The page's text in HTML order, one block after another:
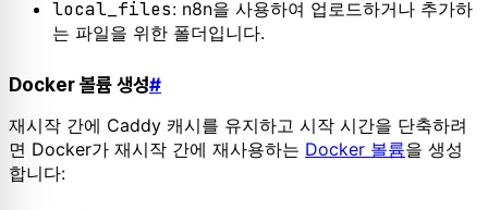
local_files: n8n을 사용하여 업로드하거나 추가하
는 파일을 위한 폴더입니다.
Docker 볼륨 생성#
재시작 간에 Caddy 캐시를 유지하고 시작 시간을 단축하려
면 Docker가 재시작 간에 재사용하는 Docker 볼륨을 생성
합니다: